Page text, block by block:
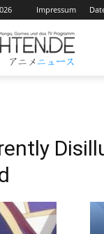
Impressum